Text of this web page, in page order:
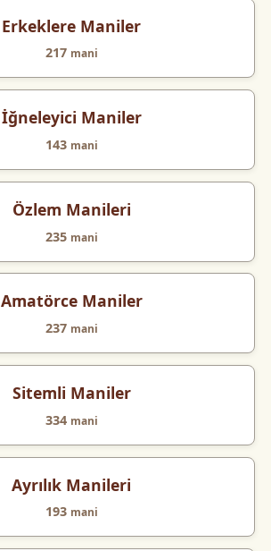
Erkeklere Maniler
217 mani
İğneleyici Maniler
143 mani
Özlem Manileri
235 mani
Amatörce Maniler
237 mani
Sitemli Maniler
334 mani
Ayrılık Manileri
193 mani